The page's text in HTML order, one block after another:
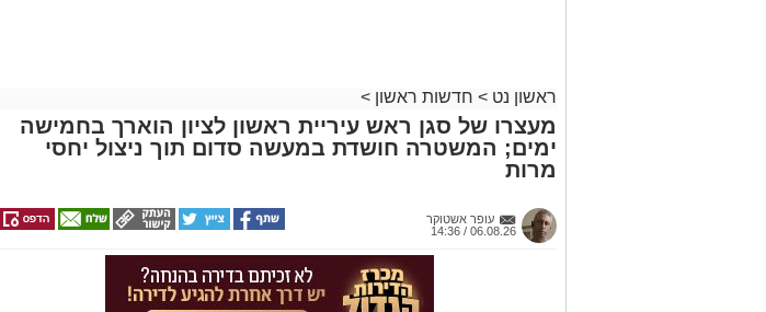
צילומים: משרד הבריאות
משרד הבריאות פרסם אזהרה לציבור מפני שימוש במוצרי שיער נוספים שנתפסו
במסגרת מבצע פיקוח שנערך בתשעה סניפי רשת "מרכז ההחלקות".
האזהרה מתפרסמת לאחר שבדיקות מעבדה הושלמו לכלל המוצרים שנאספו
במהלך המבצע, ובהמשך להודעת משרד הבריאות שפורסמה בחודש יולי.
ראשון נט > חדשות ראשון >
מעצרו של סגן ראש עיריית ראשון לציון הוארך בחמישה
ימים; המשטרה חושדת במעשה סדום תוך ניצול יחסי
מרות
עופר אשטוקר
06.08.26 / 14:36